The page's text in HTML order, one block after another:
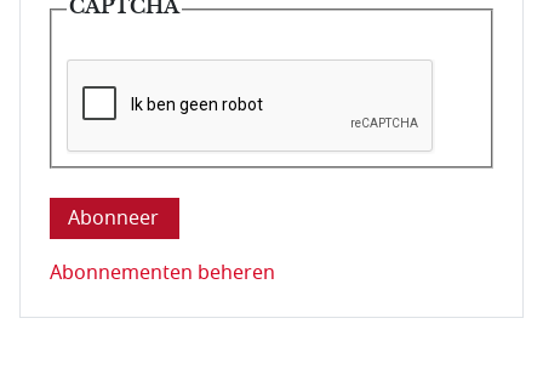
CAPTCHA
Deze vraag is om te controleren dat u een mens
Abonnementen beheren